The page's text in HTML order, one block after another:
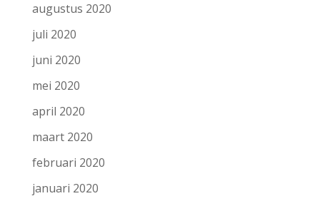
augustus 2020
juli 2020
juni 2020
mei 2020
april 2020
maart 2020
februari 2020
januari 2020